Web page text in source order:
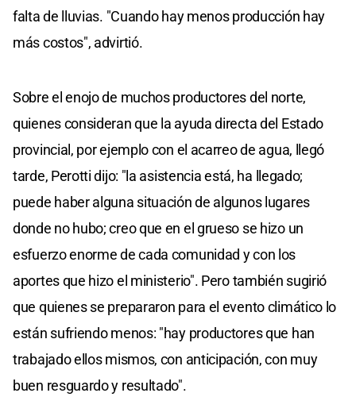
falta de lluvias. "Cuando hay menos producción hay
más costos", advirtió.
Sobre el enojo de muchos productores del norte,
quienes consideran que la ayuda directa del Estado
provincial, por ejemplo con el acarreo de agua, llegó
tarde, Perotti dijo: "la asistencia está, ha llegado;
puede haber alguna situación de algunos lugares
donde no hubo; creo que en el grueso se hizo un
esfuerzo enorme de cada comunidad y con los
aportes que hizo el ministerio". Pero también sugirió
que quienes se prepararon para el evento climático lo
están sufriendo menos: "hay productores que han
trabajado ellos mismos, con anticipación, con muy
buen resguardo y resultado".